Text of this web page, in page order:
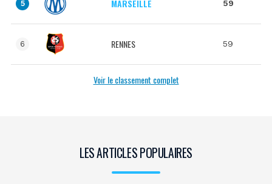
5 MARSEILLE 59
6 RENNES 59
Voir le classement complet
LES ARTICLES POPULAIRES